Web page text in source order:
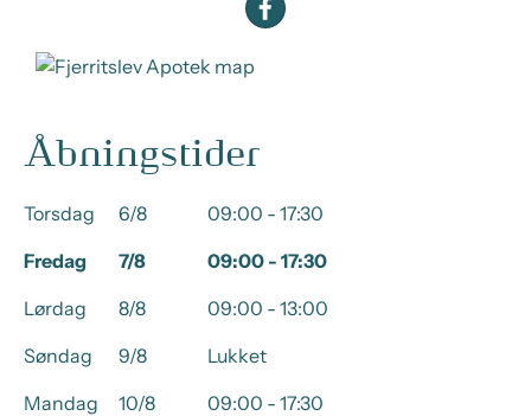
Åbningstider
Torsdag 6/8
09:00 - 17:30
Fredag
7/8
09:00 - 17:30
Lørdag
8/8
09:00 - 13:00
Søndag
9/8
Lukket
Mandag
10/8
09:00 - 17:30